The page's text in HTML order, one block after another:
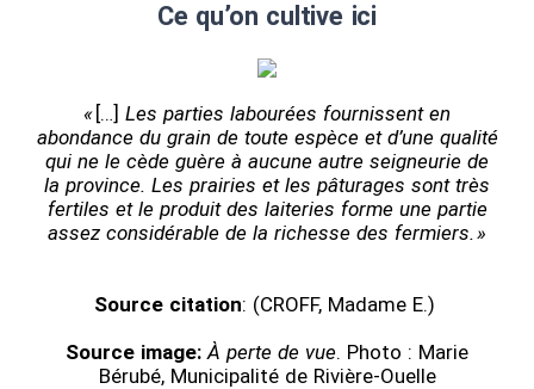
Ce qu’on cultive ici
« […] Les parties labourées fournissent en
abondance du grain de toute espèce et d’une qualité
qui ne le cède guère à aucune autre seigneurie de
la province. Les prairies et les pâturages sont très
fertiles et le produit des laiteries forme une partie
assez considérable de la richesse des fermiers. »
Source citation: (CROFF, Madame E.)
Source image: À perte de vue. Photo : Marie
Bérubé, Municipalité de Rivière-Ouelle